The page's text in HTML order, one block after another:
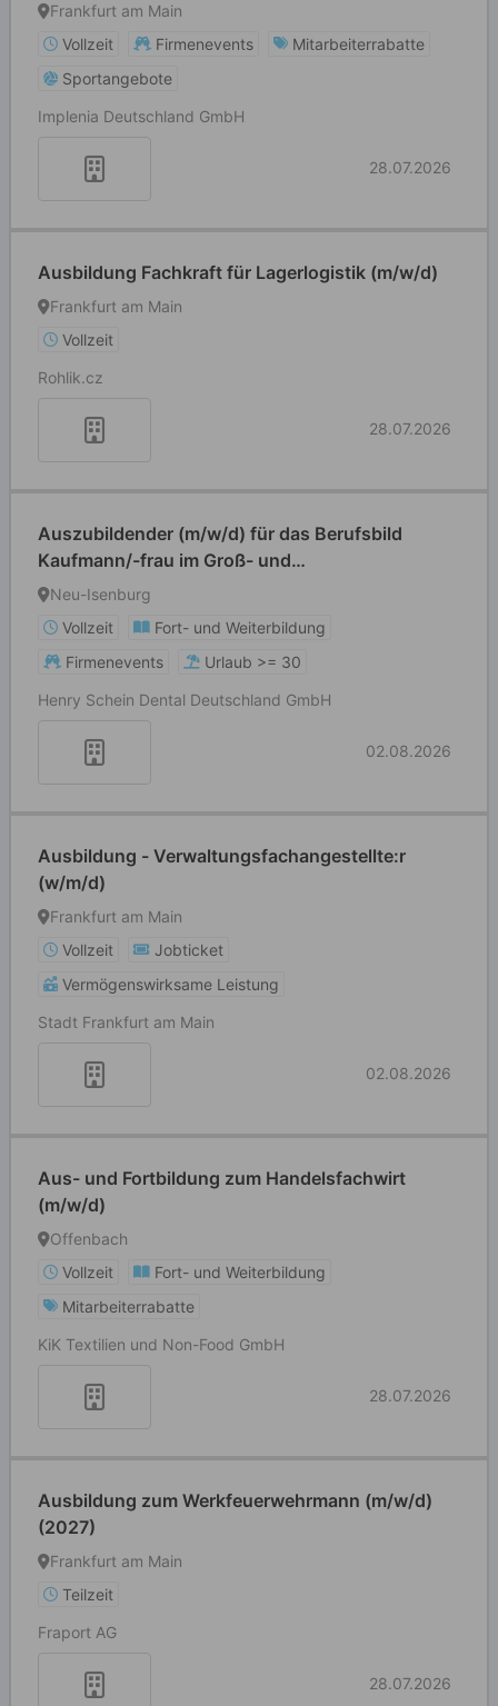
Frankfurt am Main
Vollzeit
Firmenevents
Mitarbeiterrabatte
Sportangebote
Implenia Deutschland GmbH
28.07.2026
Ausbildung Fachkraft für Lagerlogistik (m/w/d)
Frankfurt am Main
Vollzeit
Rohlik.cz
28.07.2026
Auszubildender (m/w/d) für das Berufsbild
Kaufmann/-frau im Groß- und
Außenhandelsmanagement
Neu-Isenburg
Vollzeit
Fort- und Weiterbildung
Firmenevents
Urlaub >= 30
Henry Schein Dental Deutschland GmbH
02.08.2026
Ausbildung - Verwaltungsfachangestellte:r
(w/m/d)
Frankfurt am Main
Vollzeit
Jobticket
Vermögenswirksame Leistung
Stadt Frankfurt am Main
02.08.2026
Aus- und Fortbildung zum Handelsfachwirt
(m/w/d)
Offenbach
Vollzeit
Fort- und Weiterbildung
Mitarbeiterrabatte
KiK Textilien und Non-Food GmbH
28.07.2026
Ausbildung zum Werkfeuerwehrmann (m/w/d)
(2027)
Frankfurt am Main
Teilzeit
Fraport AG
28.07.2026